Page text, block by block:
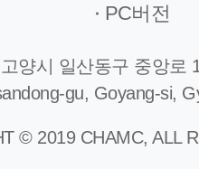
PC버전
양시 일산동구 중앙로
gu, Goyang-si,
© 2019 CHAMC, ALL